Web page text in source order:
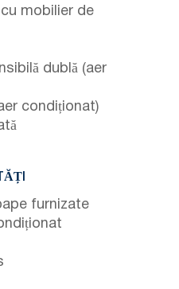
mobilier de
dublă (aer
condiționat)
furnizate